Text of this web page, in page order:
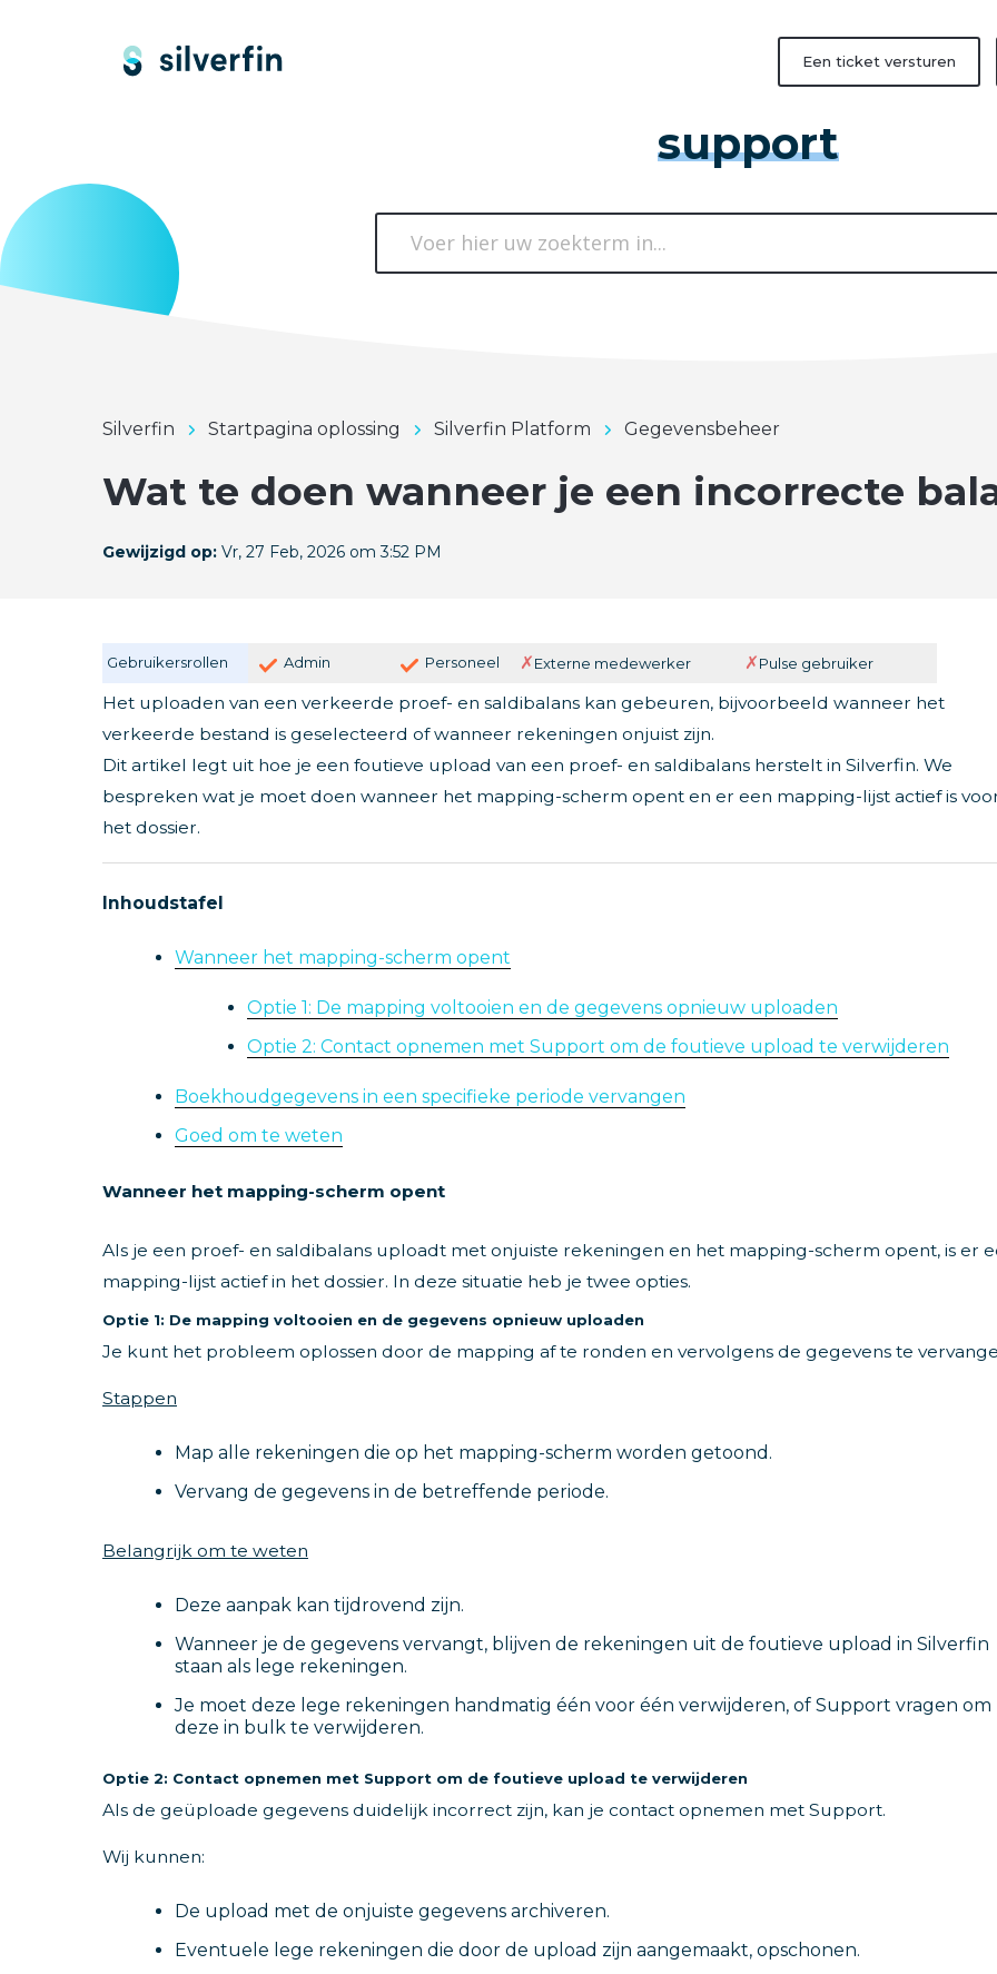
Een ticket versturen
support
Silverfin Startpagina oplossing Silverfin Platform Gegevensbeheer
Wat te doen wanneer je een incorrecte
Gewijzigd op: Vr, 27 Feb, 2026 om 3:52 PM
Gebruikersrollen Admin Personeel ✗Externe medewerker ✗Pulse gebruiker
Het uploaden van een verkeerde proef- en saldibalans kan gebeuren, bijvoorbeeld wanneer het
verkeerde bestand is geselecteerd of wanneer rekeningen onjuist zijn.
Dit artikel legt uit hoe je een foutieve upload van een proef- en saldibalans herstelt in Silverfin. We
bespreken wat je moet doen wanneer het mapping-scherm opent en er een mapping-lijst actief is
het dossier.
Inhoudstafel
Wanneer het mapping-scherm opent
Optie 1: De mapping voltooien en de gegevens opnieuw uploaden
Optie 2: Contact opnemen met Support om de foutieve upload te verwijderen
Boekhoudgegevens in een specifieke periode vervangen
Goed om te weten
Wanneer het mapping-scherm opent
Als je een proef- en saldibalans uploadt met onjuiste rekeningen en het mapping-scherm opent, is er
mapping-lijst actief in het dossier. In deze situatie heb je twee opties.
Optie 1: De mapping voltooien en de gegevens opnieuw uploaden
Je kunt het probleem oplossen door de mapping af te ronden en vervolgens de gegevens te
Stappen
Map alle rekeningen die op het mapping-scherm worden getoond.
Vervang de gegevens in de betreffende periode.
Belangrijk om te weten
Deze aanpak kan tijdrovend zijn.
Wanneer je de gegevens vervangt, blijven de rekeningen uit de foutieve upload in Silverfin
staan als lege rekeningen.
Je moet deze lege rekeningen handmatig één voor één verwijderen, of Support vragen om
deze in bulk te verwijderen.
Optie 2: Contact opnemen met Support om de foutieve upload te verwijderen
Als de geüploade gegevens duidelijk incorrect zijn, kan je contact opnemen met Support.
Wij kunnen:
De upload met de onjuiste gegevens archiveren.
Eventuele lege rekeningen die door de upload zijn aangemaakt, opschonen.